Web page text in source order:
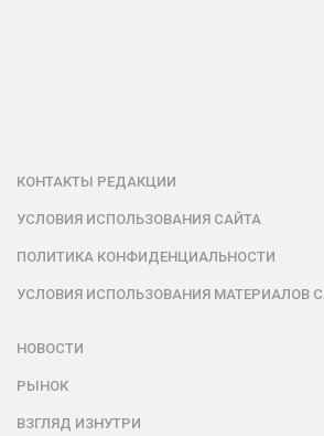
КОНТАКТЫ РЕДАКЦИИ
УСЛОВИЯ ИСПОЛЬЗОВАНИЯ САЙТА
ПОЛИТИКА КОНФИДЕНЦИАЛЬНОСТИ
УСЛОВИЯ ИСПОЛЬЗОВАНИЯ МАТЕРИАЛОВ
НОВОСТИ
РЫНОК
ВЗГЛЯД ИЗНУТРИ